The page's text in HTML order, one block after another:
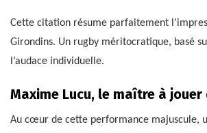
Cette citation résume parfaitement
Girondins. Un rugby méritocratique, basé
l’audace individuelle.
Maxime Lucu, le maître à jouer
Au cœur de cette performance majuscule,